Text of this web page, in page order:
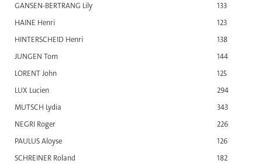
GANSEN-BERTRANG Lily
133
HAINE Henri
123
HINTERSCHEID Henri
138
JUNGEN Tom
144
LORENT John
125
LUX Lucien
294
MUTSCH Lydia
343
NEGRI Roger
226
PAULUS Aloyse
126
SCHREINER Roland
182